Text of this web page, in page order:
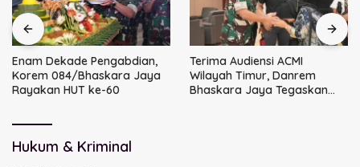
Enam Dekade Pengabdian,
Korem 084/Bhaskara Jaya
Rayakan HUT ke-60
Terima Audiensi ACMI
Wilayah Timur, Danrem
Bhaskara Jaya Tegaskan
Hukum & Kriminal